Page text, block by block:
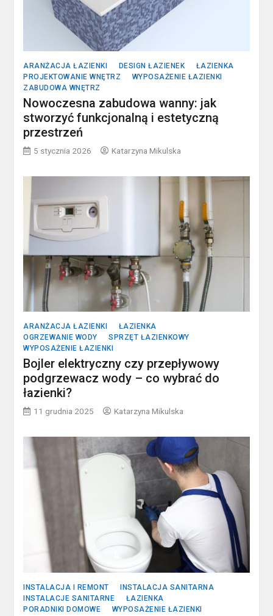
ARANŻACJA ŁAZIENKI DESIGN ŁAZIENEK
ŁAZIENKA
PROJEKTOWANIE WNĘTRZ
WYPOSAŻENIE ŁAZIENKI
ZABUDOWA WNĘTRZ
Nowoczesna zabudowa wanny: jak
stworzyć funkcjonalną i estetyczną
przestrzeń
5 stycznia 2026 Katarzyna Mikulska
ARANŻACJA ŁAZIENKI
ŁAZIENKA
OGRZEWANIE WODY
SPRZĘT ŁAZIENKOWY
WYPOSAŻENIE ŁAZIENKI
Bojler elektryczny czy przepływowy
podgrzewacz wody – co wybrać do
łazienki?
11 grudnia 2025 Katarzyna Mikulska
INSTALACJA I REMONT
INSTALACJA SANITARNA
INSTALACJE SANITARNE
ŁAZIENKA
PORADNIKI DOMOWE
WYPOSAŻENIE ŁAZIENKI